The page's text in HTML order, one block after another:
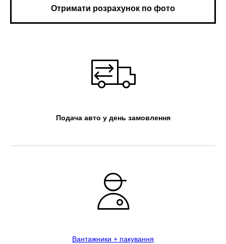
Отримати розрахунок по фото
Подача авто у день замовлення
Вантажники + пакування